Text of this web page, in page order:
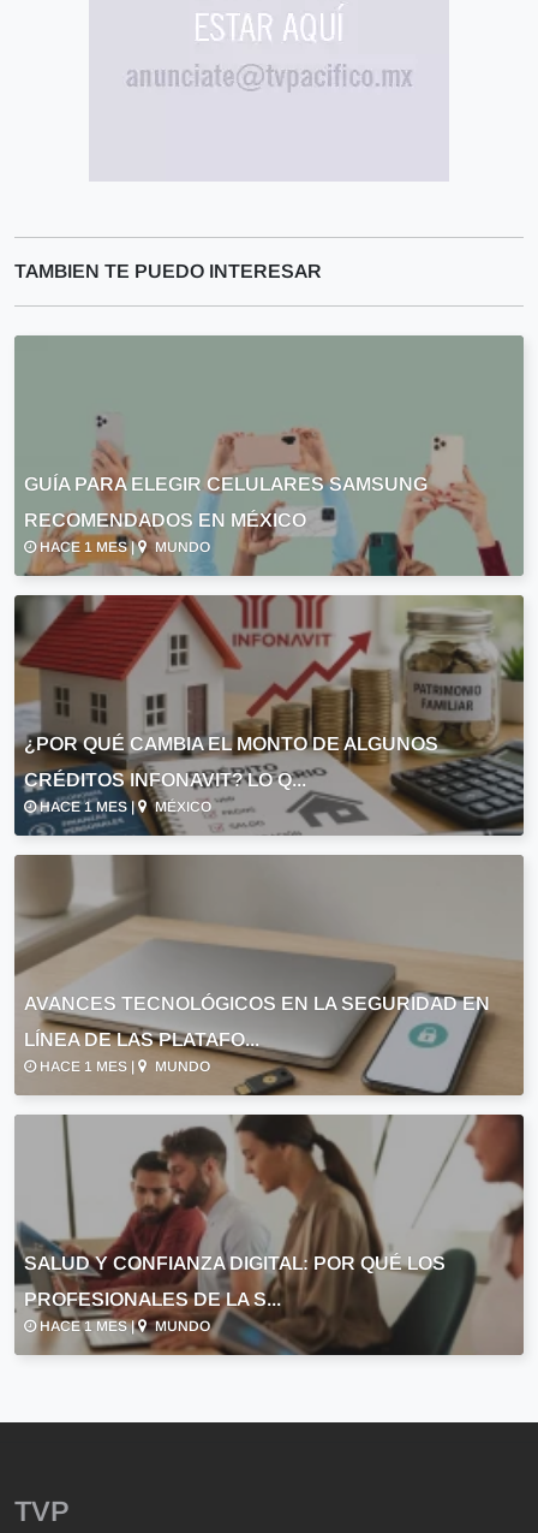
TAMBIEN TE PUEDO INTERESAR
GUÍA PARA ELEGIR CELULARES SAMSUNG
RECOMENDADOS EN MÉXICO
HACE 1 MES | MUNDO
¿POR QUÉ CAMBIA EL MONTO DE ALGUNOS
CRÉDITOS INFONAVIT? LO Q...
HACE 1 MES | MÉXICO
AVANCES TECNOLÓGICOS EN LA SEGURIDAD EN
LÍNEA DE LAS PLATAFO...
HACE 1 MES | MUNDO
SALUD Y CONFIANZA DIGITAL: POR QUÉ LOS
PROFESIONALES DE LA S...
HACE 1 MES | MUNDO
TVP